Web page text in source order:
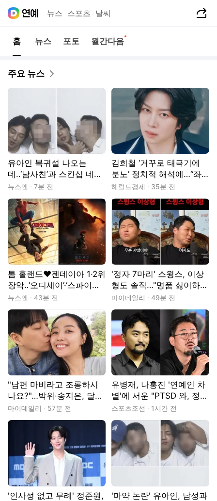
뉴스 스포츠 날씨
홈 뉴스 포토 월간다음
주요 뉴스
유아인 복귀설 나오는
데‥‘남사친’과 스킨십 네컷
사진 확산
뉴스엔 7분 전
김희철 ‘거꾸로 태극기에
분노’ 정치적 해석에…“좌
우 떠나 우리나라 국기”
헤럴드경제 35분 전
톰 홀랜드♥젠데이아 1·2위
장악‥‘오디세이’·‘스파이더
맨’ 土 각각 50만↑ [박스오
피스]
뉴스엔 43분 전
'정자 7마리' 스윙스, 이상
형도 솔직…"명품 싫어하는
여자는 별로"
마이데일리 49분 전
"남편 마비라고 조롱하시
나요?"…박위·송지은, 달콤
살벌한 '사랑 싸움'
마이데일리 57분 전
유병재, 나홍진 '연예인 차
별'에 서운 "PTSD 와, 정중
하게 거절당한 느낌"
스포츠조선 1시간 전
'인사성 없고 무례' 정준원,
'마약 논란' 유아인, 남성과